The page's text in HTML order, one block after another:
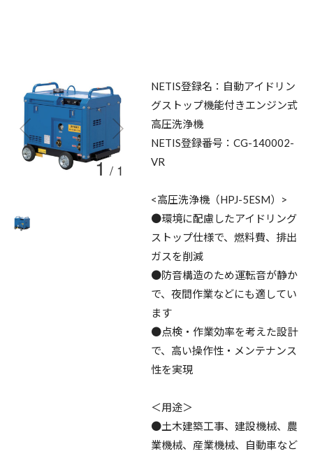
1/ 1
NETIS登録名：自動アイドリン
グストップ機能付きエンジン式
高圧洗浄機
NETIS登録番号：CG-140002-
VR
<高圧洗浄機（HPJ-5ESM）>
●環境に配慮したアイドリング
ストップ仕様で、燃料費、排出
ガスを削減
●防音構造のため運転音が静か
で、夜間作業などにも適してい
ます
●点検・作業効率を考えた設計
で、高い操作性・メンテナンス
性を実現
＜用途＞
●土木建築工事、建設機械、農
業機械、産業機械、自動車など